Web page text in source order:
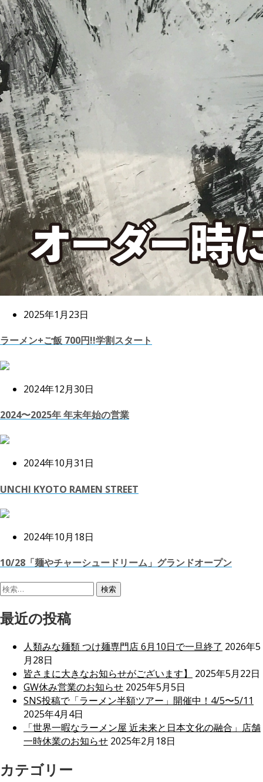
2025年1月23日
ラーメン+ご飯 700円!!学割スタート
2024年12月30日
2024〜2025年 年末年始の営業
2024年10月31日
UNCHI KYOTO RAMEN STREET
2024年10月18日
10/28「麺やチャーシュードリーム」グランドオープン
検
最近の投稿
人類みな麺類 つけ麺専門店 6月10日で一旦終了 2026年5
月28日
皆さまに大きなお知らせがございます】
2025年5月22日
GW休み営業のお知らせ 2025年5月5日
SNS投稿で「ラーメン半額ツアー」開催中！4/5〜5/11
2025年4月4日
「世界一暇なラーメン屋 近未来と日本文化の融合」店舗
一時休業のお知らせ 2025年2月18日
カテゴリー